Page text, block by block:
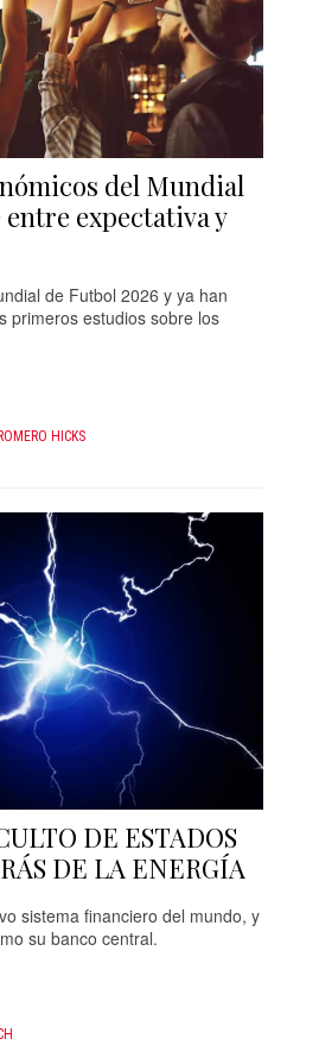
del Mundial
entre expectativa y
de Futbol 2026 y ya han
primeros estudios sobre los
HICKS
DE ESTADOS
DE LA ENERGÍA
sistema financiero del mundo, y
su banco central.